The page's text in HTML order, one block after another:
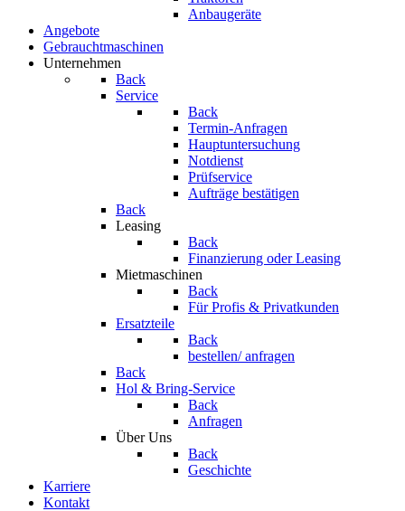
Anbaugeräte
Angebote
Gebrauchtmaschinen
Unternehmen
Back
Service
Back
Termin-Anfragen
Hauptuntersuchung
Notdienst
Prüfservice
Aufträge bestätigen
Back
Leasing
Back
Finanzierung oder Leasing
Mietmaschinen
Back
Für Profis & Privatkunden
Ersatzteile
Back
bestellen/ anfragen
Back
Hol & Bring-Service
Back
Anfragen
Über Uns
Back
Geschichte
Karriere
Kontakt